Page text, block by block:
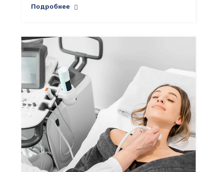
Подробнее